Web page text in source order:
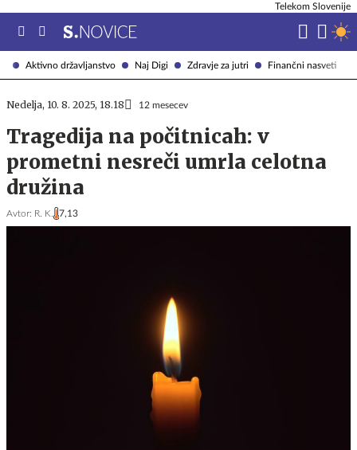
Aktivno državljanstvo Naj Digi Zdravje za jutri Finančni nasveti
Telekom Slovenije
Nedelja, 10. 8. 2025, 18.18 12 mesecev
Tragedija na počitnicah: v
prometni nesreči umrla celotna
družina
Avtor: R. K. 7,13